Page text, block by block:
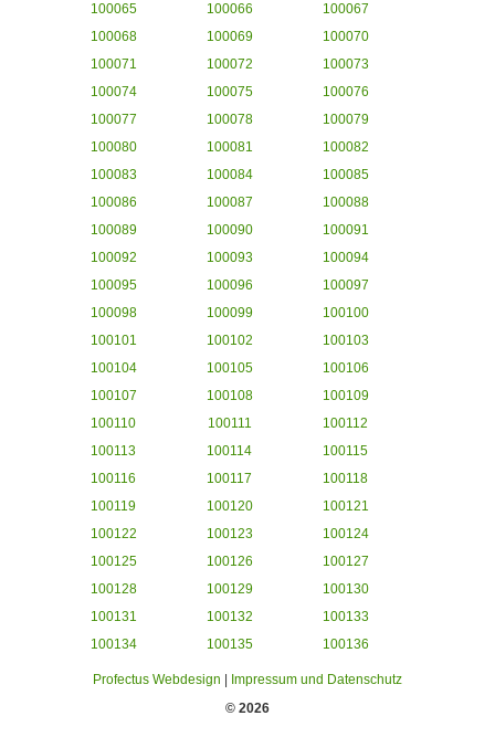
100065
100066
100067
100068
100069
100070
100071
100072
100073
100074
100075
100076
100077
100078
100079
100080
100081
100082
100083
100084
100085
100086
100087
100088
100089
100090
100091
100092
100093
100094
100095
100096
100097
100098
100099
100100
100101
100102
100103
100104
100105
100106
100107
100108
100109
100110
100111
100112
100113
100114
100115
100116
100117
100118
100119
100120
100121
100122
100123
100124
100125
100126
100127
100128
100129
100130
100131
100132
100133
100134
100135 100136
Profectus Webdesign
Impressum und Datenschutz
© 2026